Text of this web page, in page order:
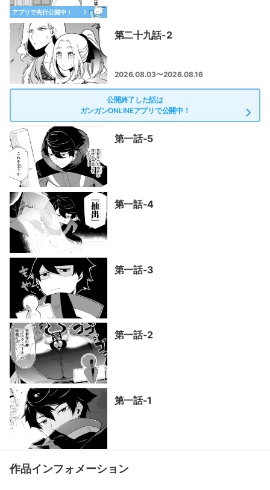
アプリで先行公開中！
第二十九話-2
2026.08.03〜2026.08.16
公開終了した話は
ガンガンONLINEアプリで公開中！
第一話-5
第一話-4
第一話-3
第一話-2
第一話-1
作品インフォメーション